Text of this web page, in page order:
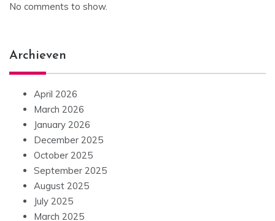
No comments to show.
Archieven
April 2026
March 2026
January 2026
December 2025
October 2025
September 2025
August 2025
July 2025
March 2025